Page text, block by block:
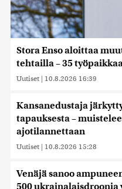
Stora Enso aloittaa
tehtailla – 35
Uutiset | 10.8.2026 16:39
Kansanedustaja
tapauksesta –
ajotilannettaan
Uutiset | 10.8.2026 15:28
Venäjä sanoo